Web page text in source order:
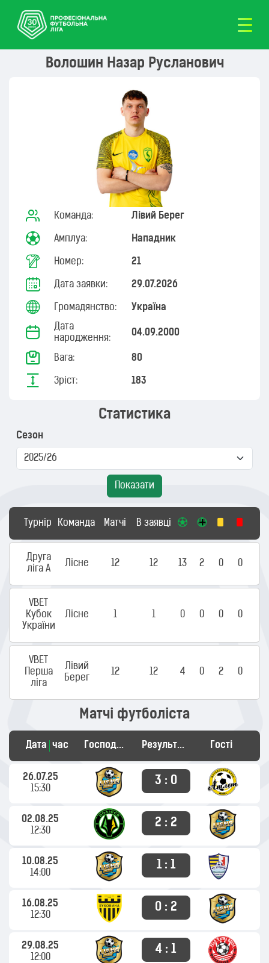
Волошин Назар Русланович
Команда: Лівий Берег
Амплуа: Нападник
Номер: 21
Дата заявки: 29.07.2026
Громадянство: Україна
Дата
народження:
04.09.2000
Вага: 80
Зріст: 183
Статистика
Сезон
Показати
Турнір Команда Матчі В заявці
Друга
ліга А
Лісне 12 12 13 2 0 0
VBET
Кубок
України
Лісне 1 1 0 0 0 0
VBET
Перша
ліга
Лівий
Берег
12 12 4 0 2 0
Матчі футболіста
Дата час Господарі Результат Гості
26.07.25
15:30
3 : 0
02.08.25
12:30
2 : 2
10.08.25
14:00
1 : 1
16.08.25
12:30
0 : 2
29.08.25
12:00
4 : 1